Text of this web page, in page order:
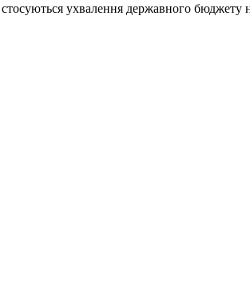
ухвалення державного